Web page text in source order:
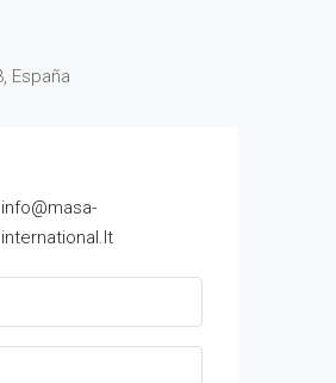
España
info@masa-
international.lt